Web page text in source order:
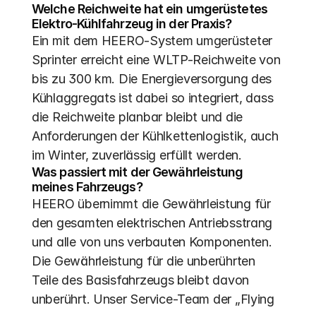
Welche Reichweite hat ein umgerüstetes
Elektro-Kühlfahrzeug in der Praxis?
Ein mit dem HEERO-System umgerüsteter
Sprinter erreicht eine WLTP-Reichweite von
bis zu 300 km. Die Energieversorgung des
Kühlaggregats ist dabei so integriert, dass
die Reichweite planbar bleibt und die
Anforderungen der Kühlkettenlogistik, auch
im Winter, zuverlässig erfüllt werden.
Was passiert mit der Gewährleistung
meines Fahrzeugs?
HEERO übernimmt die Gewährleistung für
den gesamten elektrischen Antriebsstrang
und alle von uns verbauten Komponenten.
Die Gewährleistung für die unberührten
Teile des Basisfahrzeugs bleibt davon
unberührt. Unser Service-Team der „Flying